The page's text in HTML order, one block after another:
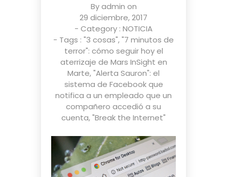
Byadmin on
29 diciembre, 2017
- Category : NOTICIA
- Tags : "3 cosas","7 minutos de
terror": cómo seguir hoy el
aterrizaje de Mars InSight en
Marte,"Alerta Sauron": el
sistema de Facebook que
notifica a un empleado que un
compañero accedió a su
cuenta,"Break the Internet"